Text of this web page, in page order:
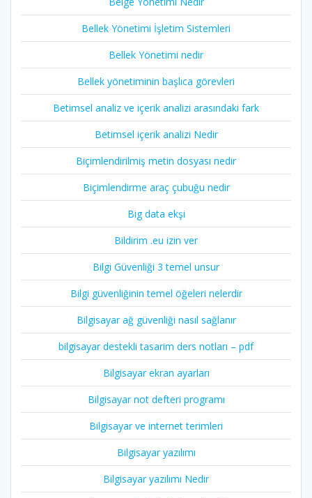
Bellek Yönetimi İşletim Sistemleri
Bellek Yönetimi nedir
Bellek yönetiminin başlıca görevleri
Betimsel analiz ve içerik analizi arasındaki fark
Betimsel içerik analizi Nedir
Biçimlendirilmiş metin dosyası nedir
Biçimlendirme araç çubuğu nedir
Big data ekşi
Bildirim .eu izin ver
Bilgi Güvenliği 3 temel unsur
Bilgi güvenliğinin temel öğeleri nelerdir
Bilgisayar ağ güvenliği nasıl sağlanır
bilgisayar destekli tasarim ders notları – pdf
Bilgisayar ekran ayarları
Bilgisayar not defteri programı
Bilgisayar ve internet terimleri
Bilgisayar yazılımı
Bilgisayar yazılımı Nedir